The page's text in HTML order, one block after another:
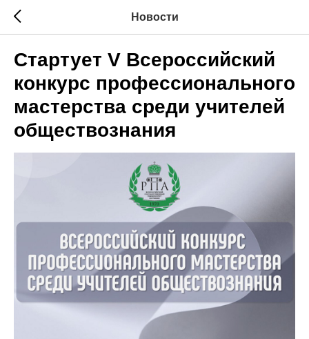
Новости
Стартует V Всероссийский
конкурс профессионального
мастерства среди учителей
обществознания